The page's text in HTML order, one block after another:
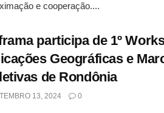
e cooperação....
participa de 1º
Geográficas e
de Rondônia
13, 2024 0